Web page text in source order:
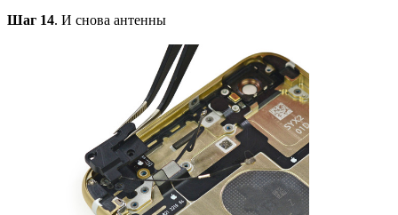
Шаг 14. И снова антенны